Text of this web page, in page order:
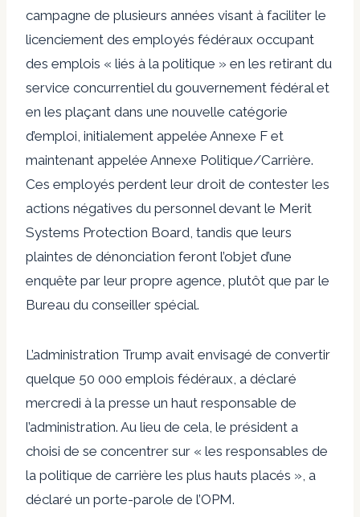
campagne de plusieurs années visant à faciliter le
licenciement des employés fédéraux occupant
des emplois « liés à la politique » en les retirant du
service concurrentiel du gouvernement fédéral et
en les plaçant dans une nouvelle catégorie
d’emploi, initialement appelée Annexe F et
maintenant appelée Annexe Politique/Carrière.
Ces employés perdent leur droit de contester les
actions négatives du personnel devant le Merit
Systems Protection Board, tandis que leurs
plaintes de dénonciation feront l’objet d’une
enquête par leur propre agence, plutôt que par le
Bureau du conseiller spécial.
L’administration Trump avait envisagé de convertir
quelque 50 000 emplois fédéraux, a déclaré
mercredi à la presse un haut responsable de
l’administration. Au lieu de cela, le président a
choisi de se concentrer sur « les responsables de
la politique de carrière les plus hauts placés », a
déclaré un porte-parole de l’OPM.